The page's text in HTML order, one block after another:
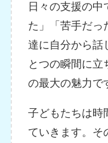
日々の支援の中
た」「苦手だっ
達に自分から
とつの瞬間に立
の最大の魅力で
子どもたちは時
ていきます。そ